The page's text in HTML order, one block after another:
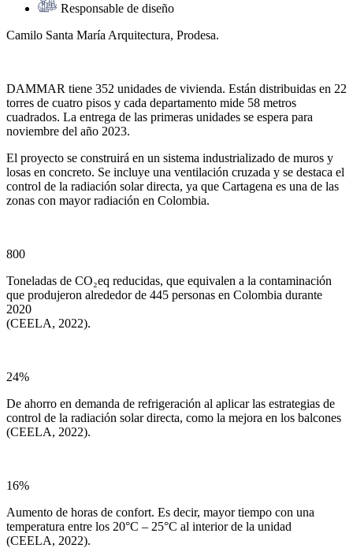
Responsable de diseño
Camilo Santa María Arquitectura, Prodesa.
DAMMAR tiene 352 unidades de vivienda. Están distribuidas en 22
torres de cuatro pisos y cada departamento mide 58 metros
cuadrados. La entrega de las primeras unidades se espera para
noviembre del año 2023.
El proyecto se construirá en un sistema industrializado de muros y
losas en concreto. Se incluye una ventilación cruzada y se destaca el
control de la radiación solar directa, ya que Cartagena es una de las
zonas con mayor radiación en Colombia.
800
Toneladas de CO₂eq reducidas, que equivalen a la contaminación
que produjeron alrededor de 445 personas en Colombia durante
2020
(CEELA, 2022).
24%
De ahorro en demanda de refrigeración al aplicar las estrategias de
control de la radiación solar directa, como la mejora en los balcones
(CEELA, 2022).
16%
Aumento de horas de confort. Es decir, mayor tiempo con una
temperatura entre los 20°C – 25°C al interior de la unidad
(CEELA, 2022).